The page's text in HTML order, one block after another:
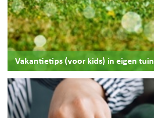
Vakantietips (voor kids) in eigen tuin